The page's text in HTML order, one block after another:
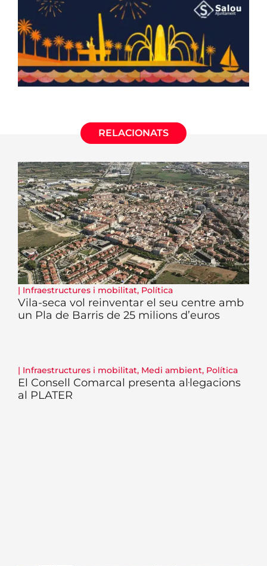
RELACIONATS
| Infraestructures i mobilitat, Política
Vila-seca vol reinventar el seu centre amb
un Pla de Barris de 25 milions d’euros
| Infraestructures i mobilitat, Medi ambient, Política
El Consell Comarcal presenta al·legacions
al PLATER